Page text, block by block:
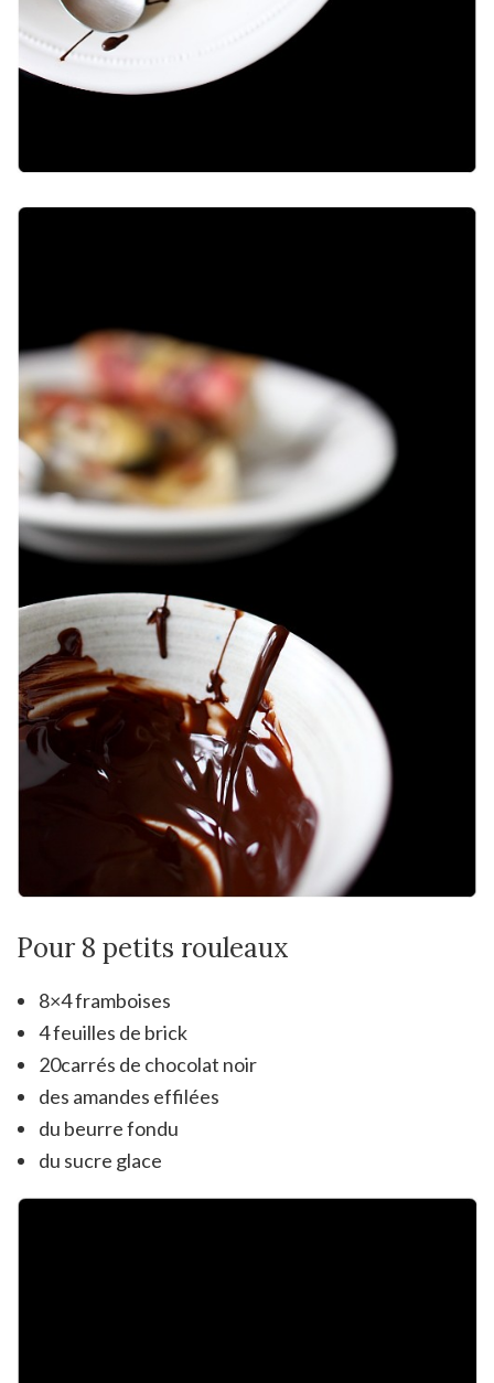
Pour 8 petits rouleaux
8×4 framboises
4 feuilles de brick
20carrés de chocolat noir
des amandes effilées
du beurre fondu
du sucre glace